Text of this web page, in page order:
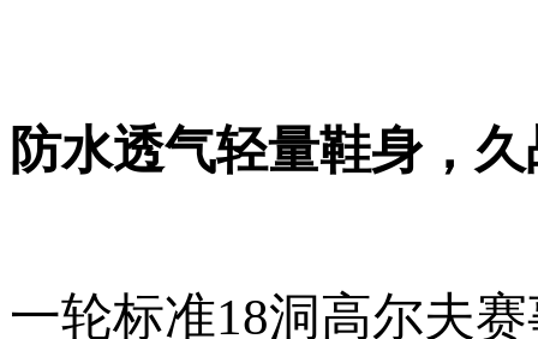
防水透气轻量鞋身，
一轮标准18洞高尔夫